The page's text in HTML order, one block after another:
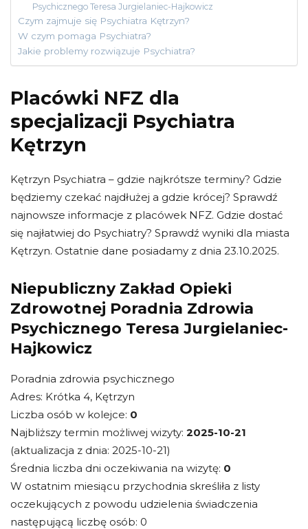
Psychicznego Teresa Jurgielaniec-Hajkowicz
Czym zajmuje się Psychiatra Kętrzyn?
W czym pomaga Psychiatra?
Jakie problemy rozwiązuje Psychiatra?
Placówki NFZ dla
specjalizacji Psychiatra
Kętrzyn
Kętrzyn Psychiatra – gdzie najkrótsze terminy? Gdzie
będziemy czekać najdłużej a gdzie krócej? Sprawdź
najnowsze informacje z placówek NFZ. Gdzie dostać
się najłatwiej do Psychiatry? Sprawdź wyniki dla miasta
Kętrzyn. Ostatnie dane posiadamy z dnia 23.10.2025.
Niepubliczny Zakład Opieki
Zdrowotnej Poradnia Zdrowia
Psychicznego Teresa Jurgielaniec-
Hajkowicz
Poradnia zdrowia psychicznego
Adres: Krótka 4, Kętrzyn
Liczba osób w kolejce: 0
Najbliższy termin możliwej wizyty: 2025-10-21
(aktualizacja z dnia: 2025-10-21)
Średnia liczba dni oczekiwania na wizytę: 0
W ostatnim miesiącu przychodnia skreśliła z listy
oczekujących z powodu udzielenia świadczenia
następującą liczbę osób: 0